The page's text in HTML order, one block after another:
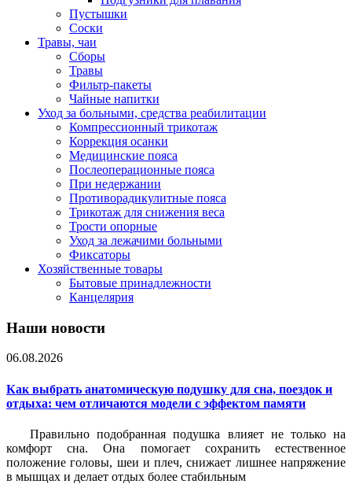
Пустышки
Соски
Травы, чаи
Сборы
Травы
Фильтр-пакеты
Чайные напитки
Уход за больными, средства реабилитации
Компрессионный трикотаж
Коррекция осанки
Медицинские пояса
Послеоперационные пояса
При недержании
Противорадикулитные пояса
Трикотаж для снижения веса
Трости опорные
Уход за лежачими больными
Фиксаторы
Хозяйственные товары
Бытовые принадлежности
Канцелярия
Наши новости
06.08.2026
Как выбрать анатомическую подушку для сна, поездок и
отдыха: чем отличаются модели с эффектом памяти
Правильно подобранная подушка влияет не только на
комфорт сна. Она помогает сохранить естественное
положение головы, шеи и плеч, снижает лишнее напряжение
в мышцах и делает отдых более стабильным